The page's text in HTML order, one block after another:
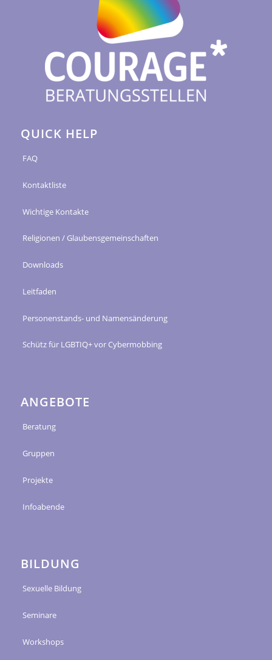
QUICK HELP
FAQ
Kontaktliste
Wichtige Kontakte
Religionen / Glaubensgemeinschaften
Downloads
Leitfaden
Personenstands- und Namensänderung
Schütz für LGBTIQ+ vor Cybermobbing
ANGEBOTE
Beratung
Gruppen
Projekte
Infoabende
BILDUNG
Sexuelle Bildung
Seminare
Workshops